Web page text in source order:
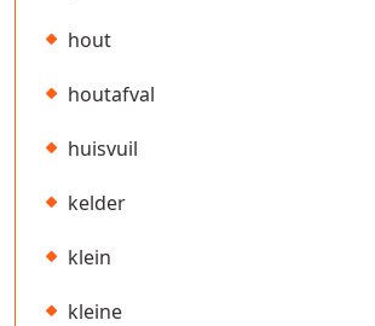
hout
houtafval
huisvuil
kelder
klein
kleine